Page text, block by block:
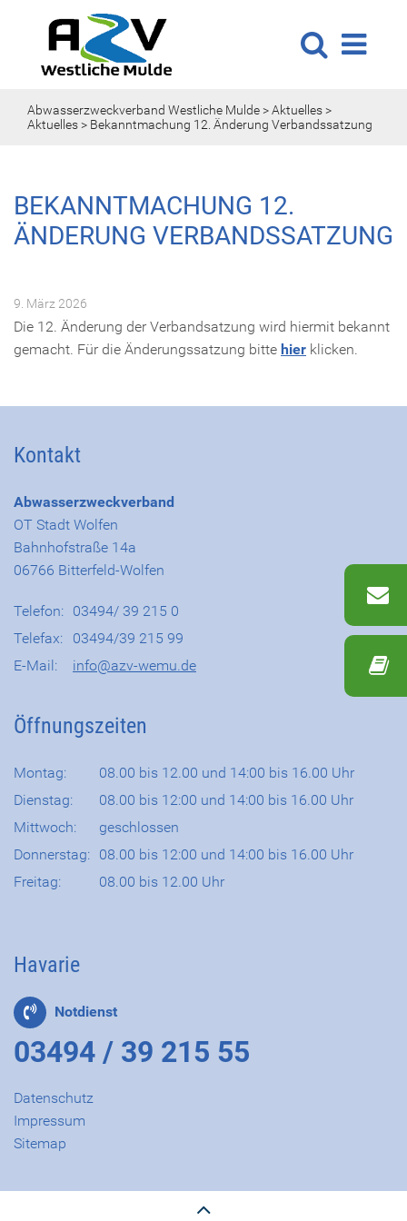
Abwasserzweckverband Westliche Mulde>Aktuelles>
Aktuelles> Bekanntmachung 12. Änderung Verbandssatzung
BEKANNTMACHUNG 12.
ÄNDERUNG VERBANDSSATZUNG
9. März 2026
Die 12. Änderung der Verbandsatzung wird hiermit bekannt
gemacht. Für die Änderungssatzung bitte hier klicken.
Kontakt
Abwasserzweckverband
OT Stadt Wolfen
Bahnhofstraße 14a
06766 Bitterfeld-Wolfen
Telefon: 03494/ 39 215 0
Telefax:
03494/39 215 99
E-Mail:
info@azv-wemu.de
Öffnungszeiten
Montag:
08.00 bis 12.00 und 14:00 bis 16.00 Uhr
Dienstag:
08.00 bis 12:00 und 14:00 bis 16.00 Uhr
Mittwoch:
geschlossen
Donnerstag: 08.00 bis 12:00 und 14:00 bis 16.00 Uhr
Freitag:
08.00 bis 12.00 Uhr
Havarie
Notdienst
03494 / 39 215 55
Datenschutz
Impressum
Sitemap